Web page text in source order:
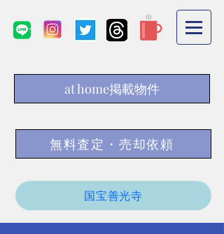
at home掲載物件
無料査定・売却依頼
国宝善光寺